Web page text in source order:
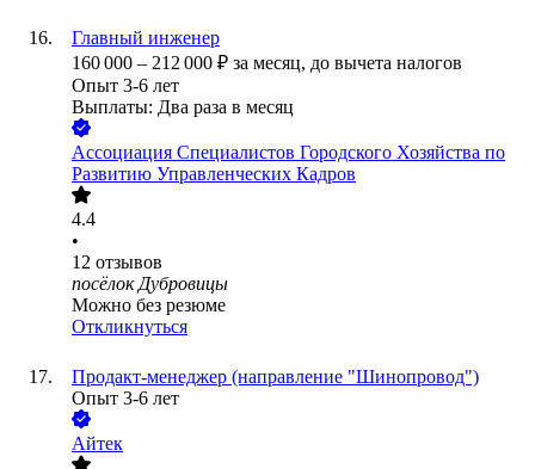
Главный инженер
160 000 – 212 000 ₽ за месяц, до вычета налогов
Опыт 3-6 лет
Выплаты: Два раза в месяц
Ассоциация Специалистов Городского Хозяйства по
Развитию Управленческих Кадров
4.4
•
12 отзывов
посёлок Дубровицы
Можно без резюме
Откликнуться
Продакт-менеджер (направление "Шинопровод")
Опыт 3-6 лет
Айтек